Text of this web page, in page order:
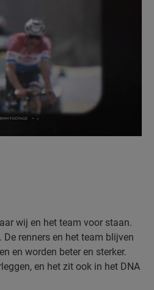
wij en het team voor staan.
renners en het team blijven
en worden beter en sterker.
en het zit ook in het DNA